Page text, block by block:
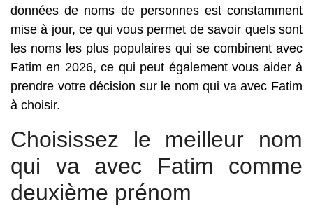
données de noms de personnes est constamment
mise à jour, ce qui vous permet de savoir quels sont
les noms les plus populaires qui se combinent avec
Fatim en 2026, ce qui peut également vous aider à
prendre votre décision sur le nom qui va avec Fatim
à choisir.
Choisissez le meilleur nom
qui va avec Fatim comme
deuxième prénom